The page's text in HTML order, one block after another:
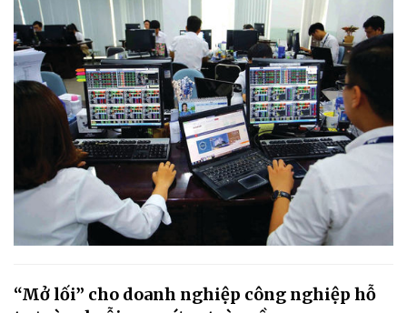
“Mở lối” cho doanh nghiệp công nghiệp hỗ